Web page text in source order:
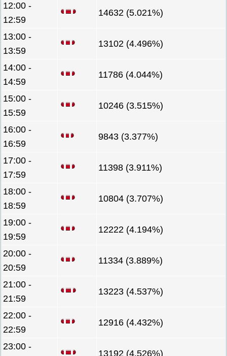
12:00 -
12:59
14632 (5.021%)
13:00 -
13:59
13102 (4.496%)
14:00 -
14:59
11786 (4.044%)
15:00 -
15:59
10246 (3.515%)
16:00 -
16:59
9843 (3.377%)
17:00 -
17:59
11398 (3.911%)
18:00 -
18:59
10804 (3.707%)
19:00 -
19:59
12222 (4.194%)
20:00 -
20:59
11334 (3.889%)
21:00 -
21:59
13223 (4.537%)
22:00 -
22:59
12916 (4.432%)
23:00 -
13192 (4.526%)